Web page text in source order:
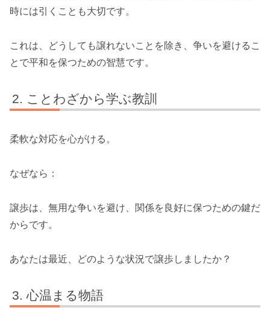
時には引くことも大切です。
これは、どうしても譲れないことを除き、争いを避けるこ
とで平和を保つための智慧です。
ことわざから学ぶ教訓
柔軟な対応を心がける。
なぜなら：
譲歩は、無用な争いを避け、関係を良好に保つための鍵だ
からです。
あなたは最近、どのような状況で譲歩しましたか？
心温まる物語